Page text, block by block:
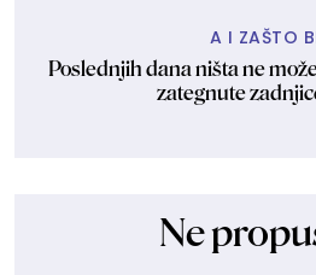
A I ZAŠTO
Poslednjih dana ništa ne
zategnute
Ne